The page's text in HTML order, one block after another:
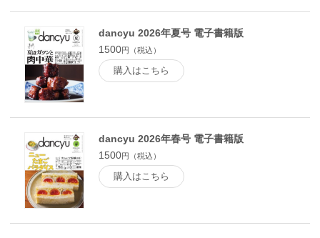
のになぁ●「天ぷらDining ITOI」四谷三丁目／近所にあった
ら、いいいのになぁ●「根津 たけもと」根津／近所にあった
ら、いいいのになぁ●桜餅のような甘い香りが花開く●そんな
加賀屋が気になって。●豊かなコクと風味が魅力です●必ず、
食べる。●おでんのニラ玉 「文治」福岡・高宮 渡辺康啓／
必ず、食べる。●芝浦牛にこみ 「美味ぇ津゛」東京・新橋
加藤ジャンプ／必ず、食べる。●たこぶつ 「酒亭ばんから」
おみ／必ず、食べる。●秋鮭の旨味を味わい尽くす！●はんぺ
んフライ 「三河屋」静岡・青葉横丁 甲斐みのり／必ず、食
べる。●焼あぶらげ 「両花」東京・下北沢 角野卓造／必
ず、食べる。●ソース焼ソバ 「諸星」神奈川・新子安 大竹
聡／必ず、食べる。●ファンタジック下町ドリンク●〆鯖をつ
くる●揚げ物が酒を呼ぶ！●注目の“デイリー”ビストロ●太田和
dancyu 2026年夏号 電子書籍版
1500円（税込）
購入はこちら
dancyu 2026年春号 電子書籍版
1500円（税込）
購入はこちら